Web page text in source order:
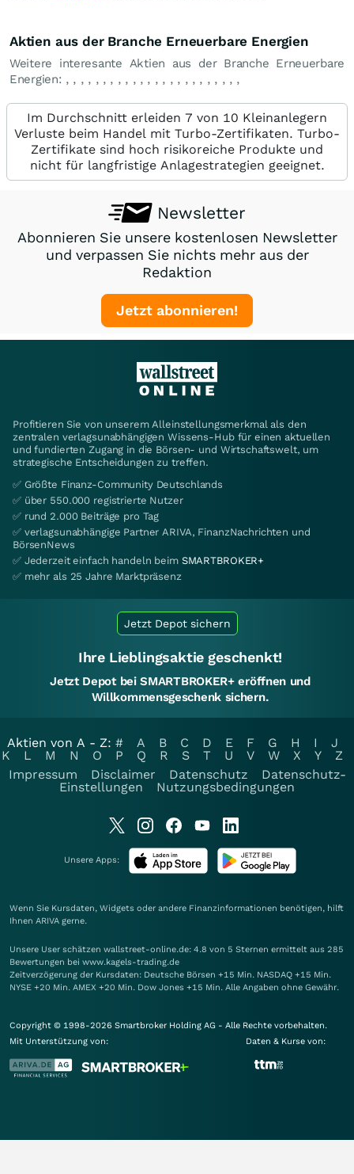
Aktien aus der Branche Erneuerbare Energien
Weitere interesante Aktien aus der Branche Erneuerbare
Energien: , , , , , , , , , , , , , , , , , , , , , , , ,
Im Durchschnitt erleiden 7 von 10 Kleinanlegern
Verluste beim Handel mit Turbo-Zertifikaten. Turbo-
Zertifikate sind hoch risikoreiche Produkte und
nicht für langfristige Anlagestrategien geeignet.
Newsletter
Abonnieren Sie unsere kostenlosen Newsletter
und verpassen Sie nichts mehr aus der
Redaktion
Jetzt abonnieren!
Profitieren Sie von unserem Alleinstellungsmerkmal als den
zentralen verlagsunabhängigen Wissens-Hub für einen aktuellen
und fundierten Zugang in die Börsen- und Wirtschaftswelt, um
strategische Entscheidungen zu treffen.
✅ Größte Finanz-Community Deutschlands
✅ über 550.000 registrierte Nutzer
✅ rund 2.000 Beiträge pro Tag
✅ verlagsunabhängige Partner ARIVA, FinanzNachrichten und
BörsenNews
✅ Jederzeit einfach handeln beim SMARTBROKER+
✅ mehr als 25 Jahre Marktpräsenz
Jetzt Depot sichern
Ihre Lieblingsaktie geschenkt!
Jetzt Depot bei SMARTBROKER+ eröffnen und
Willkommensgeschenk sichern.
Aktien von A - Z: # A B C D E F G H I
J
K
L M N O P Q R S T U V W X Y
Z
Impressum
Disclaimer Datenschutz
Datenschutz-
Einstellungen
Nutzungsbedingungen
Unsere Apps:
Wenn Sie Kursdaten, Widgets oder andere Finanzinformationen benötigen, hilft
Ihnen ARIVA gerne.
Unsere User schätzen wallstreet-online.de: 4.8 von 5 Sternen ermittelt aus 285
Bewertungen bei www.kagels-trading.de
Zeitverzögerung der Kursdaten: Deutsche Börsen +15 Min. NASDAQ +15 Min.
NYSE +20 Min. AMEX +20 Min. Dow Jones +15 Min. Alle Angaben ohne Gewähr.
Copyright © 1998-2026 Smartbroker Holding AG - Alle Rechte vorbehalten.
Mit Unterstützung von:
Daten & Kurse von: